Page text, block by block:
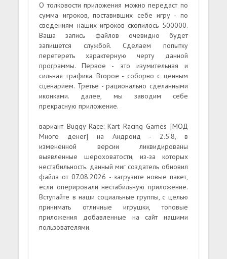
О толковости приложения можно передаст по
сумма игроков, поставивших себе игру - по
сведениям наших игроков скопилось 500000.
Ваша запись файлов очевидно будет
запишется службой. Сделаем попытку
перетереть характерную черту данной
программы. Первое - это изумительная и
сильная графика. Второе - соборно с ценным
сценарием. Третье - рационально сделанными
иконками. далее, мы заводим себе
прекрасную приложение.
вариант Buggy Race: Kart Racing Games [МОД
Много денег] на Андроид - 2.5.8, в
измененной версии ликвидированы
выявленные шероховатости, из-за которых
нестабильность. данный миг создатель обновил
файла от 07.08.2026 - загрузите новые пакет,
если оперировали нестабильную приложение.
Вступайте в наши социальные группы, с целью
принимать отличные игрушки, топовые
приложения добавленные на сайт нашими
пользователями.